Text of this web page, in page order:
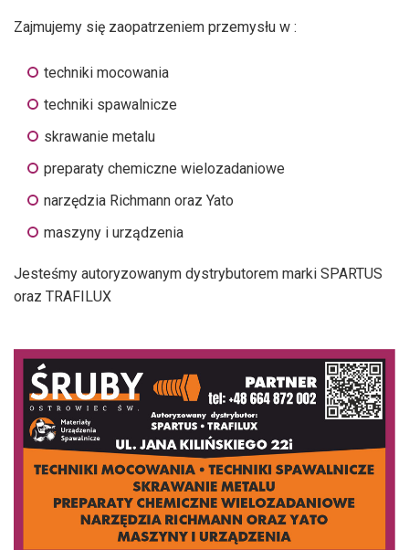
Zajmujemy się zaopatrzeniem przemysłu w :
techniki mocowania
techniki spawalnicze
skrawanie metalu
preparaty chemiczne wielozadaniowe
narzędzia Richmann oraz Yato
maszyny i urządzenia
Jesteśmy autoryzowanym dystrybutorem marki SPARTUS
oraz TRAFILUX